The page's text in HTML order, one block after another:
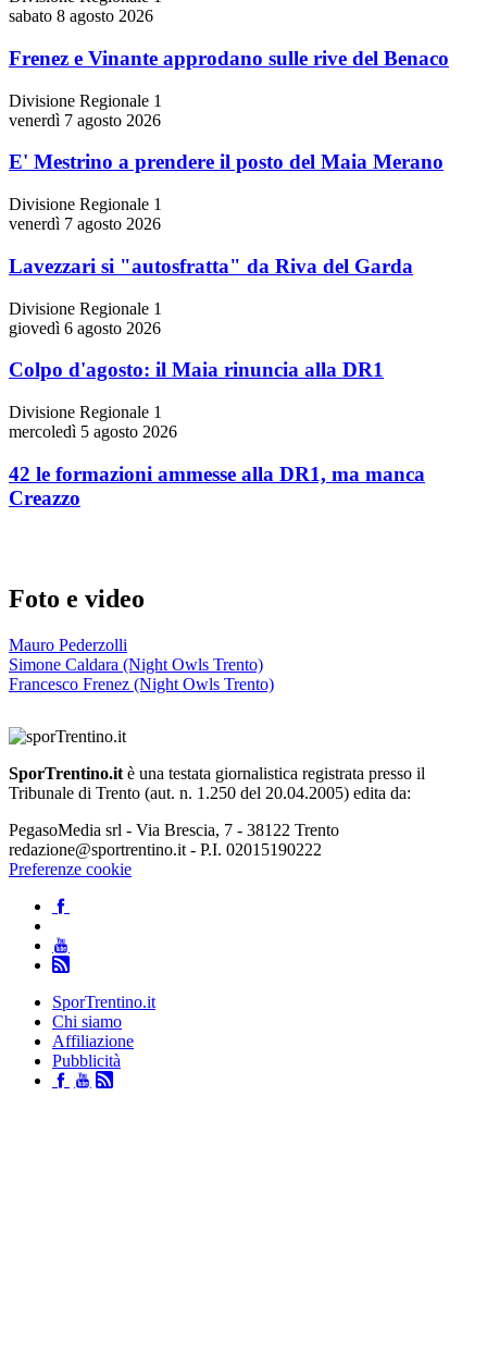
sabato 8 agosto 2026
Frenez e Vinante approdano sulle rive del Benaco
Divisione Regionale 1
venerdì 7 agosto 2026
E' Mestrino a prendere il posto del Maia Merano
Divisione Regionale 1
venerdì 7 agosto 2026
Lavezzari si "autosfratta" da Riva del Garda
Divisione Regionale 1
giovedì 6 agosto 2026
Colpo d'agosto: il Maia rinuncia alla DR1
Divisione Regionale 1
mercoledì 5 agosto 2026
42 le formazioni ammesse alla DR1, ma manca
Creazzo
Foto e video
Mauro Pederzolli
Simone Caldara (Night Owls Trento)
Francesco Frenez (Night Owls Trento)
SporTrentino.it è una testata giornalistica registrata presso il
Tribunale di Trento (aut. n. 1.250 del 20.04.2005) edita da:
PegasoMedia srl - Via Brescia, 7 - 38122 Trento
redazione@sportrentino.it - P.I. 02015190222
Preferenze cookie
SporTrentino.it
Chi siamo
Affiliazione
Pubblicità